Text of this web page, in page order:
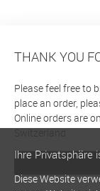
THANK YOU
Please feel free to
place an order,
Online orders are
Switzerland
Ihre Privatsphäre
Diese Website